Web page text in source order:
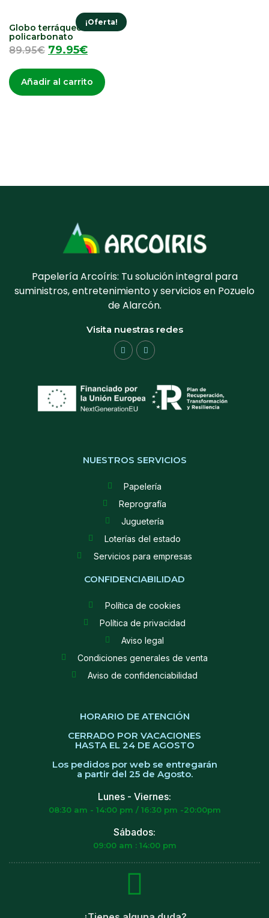
¡Oferta!
Globo terráqueo
policarbonato
89.95€ 79.95€
Añadir al carrito
Papelería Arcoíris: Tu solución integral para
suministros, entretenimiento y servicios en Pozuelo
de Alarcón.
Visita nuestras redes
NUESTROS SERVICIOS
Papelería
Reprografía
Juguetería
Loterías del estado
Servicios para empresas
CONFIDENCIABILIDAD
Política de cookies
Política de privacidad
Aviso legal
Condiciones generales de venta
Aviso de confidenciabilidad
HORARIO DE ATENCIÓN
CERRADO POR VACACIONES
HASTA EL 24 DE AGOSTO
Los pedidos por web se entregarán
a partir del 25 de Agosto.
Lunes - Viernes:
08:30 am - 14:00 pm / 16:30 pm -20:00pm
Sábados:
09:00 am : 14:00 pm